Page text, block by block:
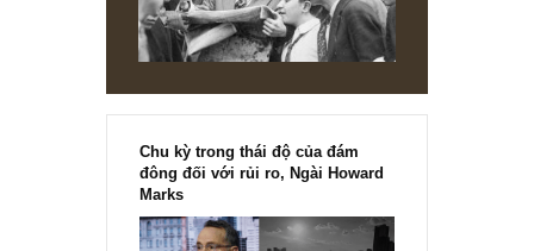
Chu kỳ trong thái độ của đám